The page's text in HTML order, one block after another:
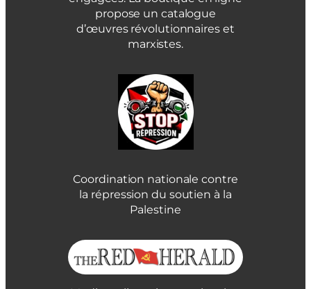
propose un catalogue
d’œuvres révolutionnaires et
marxistes.
Coordination nationale contre
la répression du soutien à la
Palestine